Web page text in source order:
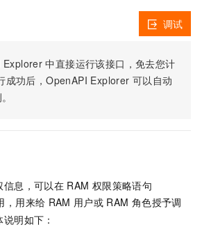
Explorer 中直接运行该接口，免去您计
成功后，OpenAPI Explorer 可以自动
调试
信息，可以在 RAM 权限策略语句
，用来给 RAM 用户或 RAM 角色授予调
明如下：